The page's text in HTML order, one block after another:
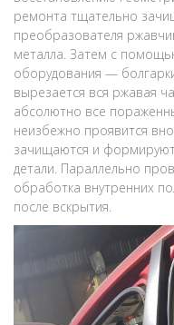
ремонта тщательно
преобразователя
металла. Затем с
оборудования —
вырезается вся ржавая
абсолютно все
неизбежно проявится
зачищаются и
детали. Параллельно
обработка внутренних
после вскрытия.